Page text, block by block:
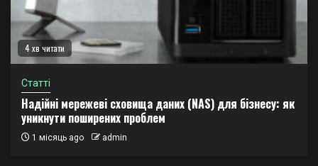
4 хв читати
Статті
Надійні мережеві сховища даних (NAS) для бізнесу: як
уникнути поширених проблем
1 місяць ago admin